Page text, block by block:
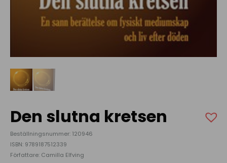
Den slutna kretsen
Beställningsnummer: 120946
ISBN: 9789187512339
Författare: Camilla Elfving